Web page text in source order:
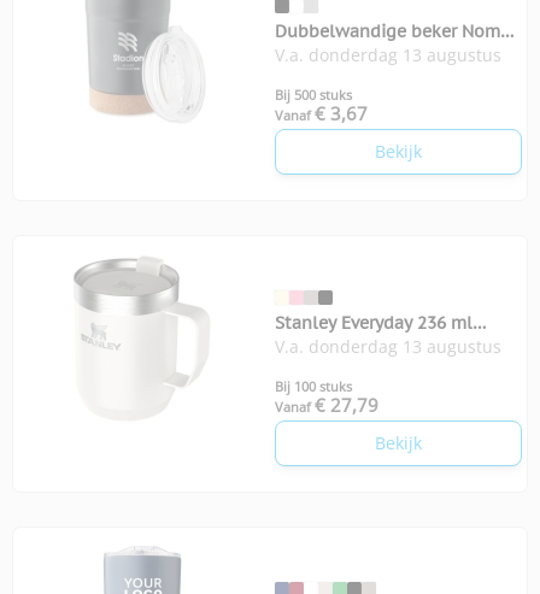
Dubbelwandige beker Nomu
300 ml
V.a. donderdag 13 augustus
Bij 500 stuks
Vanaf € 3,67
Bekijk
Stanley Everyday 236 ml
kampeermok
V.a. donderdag 13 augustus
Bij 100 stuks
Vanaf € 27,79
Bekijk